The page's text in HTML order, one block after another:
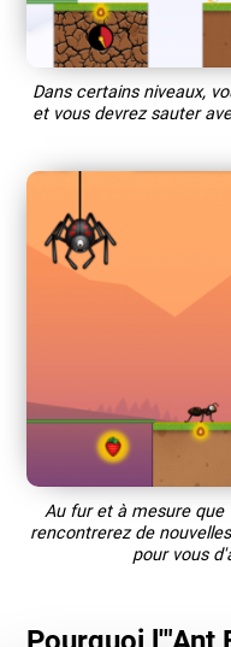
Dans certains niveaux,
et vous devrez sauter
Au fur et à mesure que
rencontrerez de
pour vous